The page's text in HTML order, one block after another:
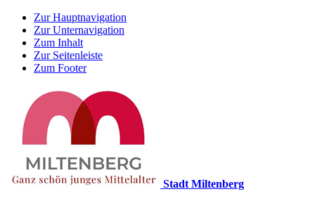
Zur Hauptnavigation
Zur Unternavigation
Zum Inhalt
Zur Seitenleiste
Zum Footer
Stadt Miltenberg